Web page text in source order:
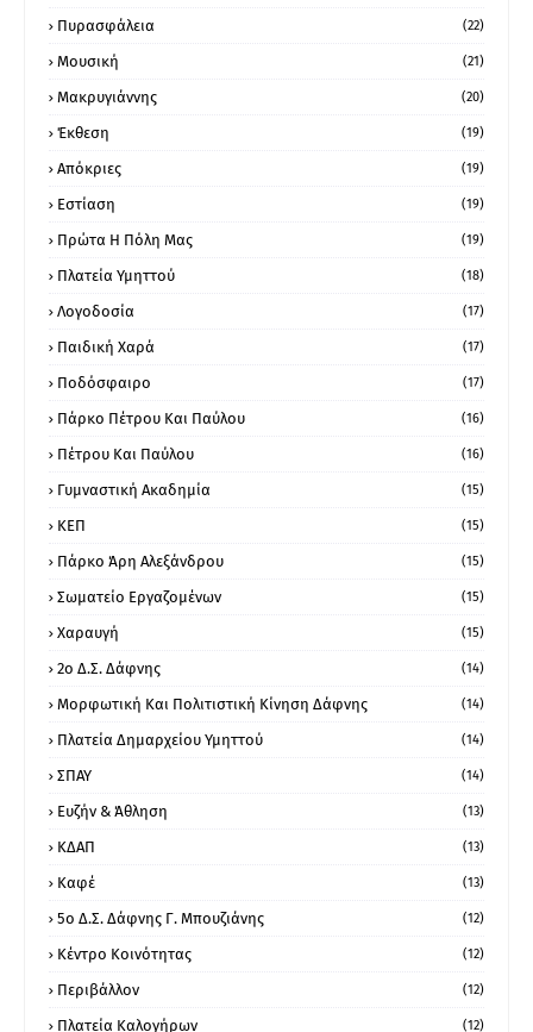
Πυρασφάλεια (22)
Μουσική (21)
Μακρυγιάννης (20)
Έκθεση (19)
Απόκριες (19)
Εστίαση (19)
Πρώτα Η Πόλη Μας (19)
Πλατεία Υμηττού (18)
Λογοδοσία (17)
Παιδική Χαρά (17)
Ποδόσφαιρο (17)
Πάρκο Πέτρου Και Παύλου (16)
Πέτρου Και Παύλου (16)
Γυμναστική Ακαδημία (15)
ΚΕΠ (15)
Πάρκο Άρη Αλεξάνδρου (15)
Σωματείο Εργαζομένων (15)
Χαραυγή (15)
2ο Δ.Σ. Δάφνης (14)
Μορφωτική Και Πολιτιστική Κίνηση Δάφνης (14)
Πλατεία Δημαρχείου Υμηττού (14)
ΣΠΑΥ (14)
Ευζήν & Άθληση (13)
ΚΔΑΠ (13)
Καφέ (13)
5ο Δ.Σ. Δάφνης Γ. Μπουζιάνης (12)
Κέντρο Κοινότητας (12)
Περιβάλλον (12)
Πλατεία Καλογήρων (12)